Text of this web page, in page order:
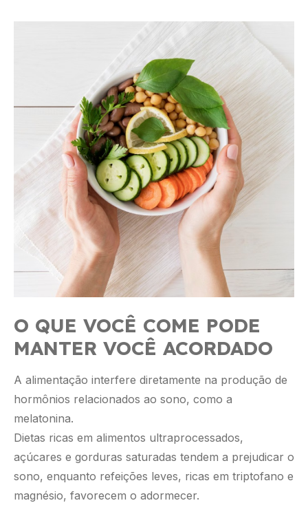
O QUE VOCÊ COME PODE
MANTER VOCÊ ACORDADO
A alimentação interfere diretamente na produção de
hormônios relacionados ao sono, como a
melatonina.
Dietas ricas em alimentos ultraprocessados,
açúcares e gorduras saturadas tendem a prejudicar o
sono, enquanto refeições leves, ricas em triptofano e
magnésio, favorecem o adormecer.